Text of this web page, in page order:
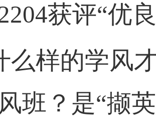
获评“优
么样的学风
班？是“撷